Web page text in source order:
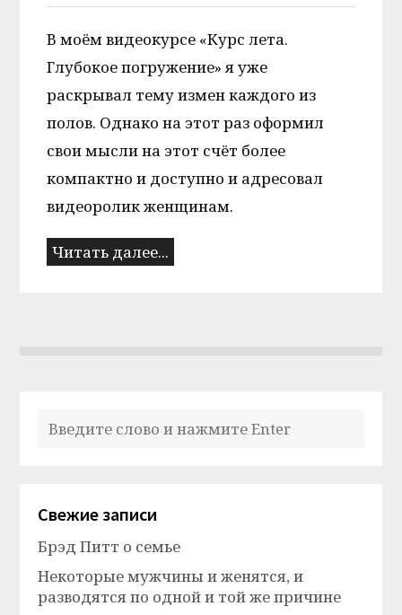
В моём видеокурсе «Курс лета.
Глубокое погружение» я уже
раскрывал тему измен каждого из
полов. Однако на этот раз оформил
свои мысли на этот счёт более
компактно и доступно и адресовал
видеоролик женщинам.
Читать далее...
Свежие записи
Брэд Питт о семье
Некоторые мужчины и женятся, и
разводятся по одной и той же причине